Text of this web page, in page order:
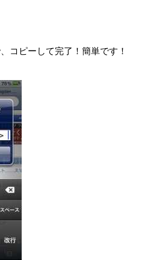
コピーして完了！簡単です！